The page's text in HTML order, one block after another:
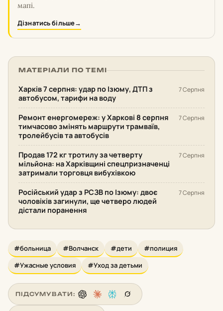
мапі.
Дізнатись більше→
МАТЕРІАЛИ ПО ТЕМІ
Харків 7 серпня: удар по Ізюму, ДТП з
автобусом, тарифи на воду
7 Серпня
Ремонт енергомереж: у Харкові 8 серпня
тимчасово змінять маршрути трамваїв,
тролейбусів та автобусів
7 Серпня
Продав 172 кг тротилу за четверту
мільйона: на Харківщині спецпризначенці
затримали торговця вибухівкою
7 Серпня
Російський удар з РСЗВ по Ізюму: двоє
чоловіків загинули, ще четверо людей
дістали поранення
7 Серпня
#больница #Волчанск #дети
#полиция
#Ужасные условия
#Уход за детьми
ПІДСУМУВАТИ: